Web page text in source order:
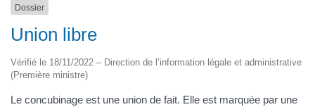
Dossier
Union libre
Vérifié le 18/11/2022 – Direction de l’information légale et administrative
(Première ministre)
Le concubinage est une union de fait. Elle est marquée par une